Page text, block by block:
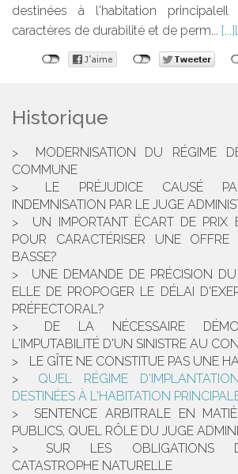
destinées à l'habitation
caractères de durabilité et de perm...
Historique
MODERNISATION DU RÉGIME
COMMUNE
LE PRÉJUDICE CAUSÉ
INDEMNISATION PAR LE JUGE
UN IMPORTANT ÉCART DE PRIX
POUR CARACTÉRISER UNE OFFRE
BASSE?
UNE DEMANDE DE PRÉCISION DU
ELLE DE PROPOGER LE DÉLAI
PRÉFECTORAL?
DE LA NÉCESSAIRE
L'IMPUTABILITÉ D'UN SINISTRE AU
LE GÎTE NE CONSTITUE PAS UNE
QUEL RÉGIME
DESTINÉES À L'HABITATION
SENTENCE ARBITRALE EN
PUBLICS, QUEL RÔLE DU JUGE
SUR LES OBLIGATIONS
CATASTROPHE NATURELLE